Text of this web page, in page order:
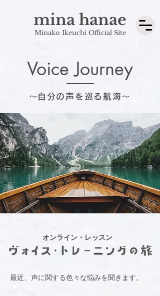
mina hanae
Minako Ikeuchi Official Site
Voice Journey
​〜自分の声を巡る航海〜
​オンライン・レッスン
最近、声に関する色々な悩みを聞きます。